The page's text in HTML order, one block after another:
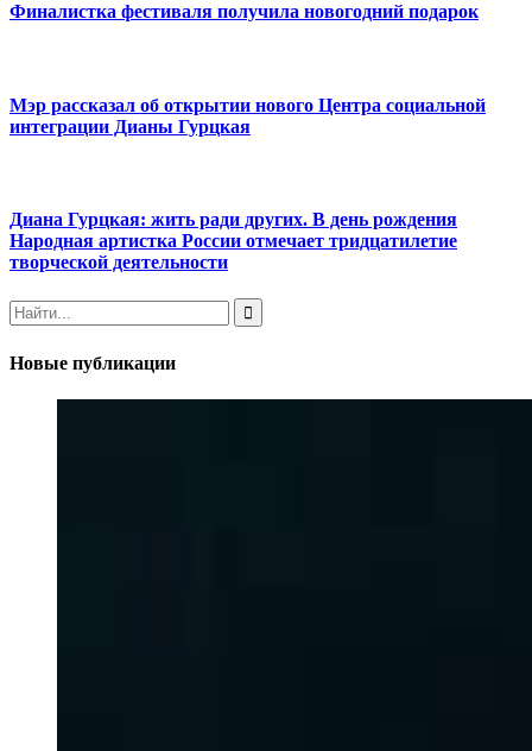
Финалистка фестиваля получила новогодний подарок
Мэр рассказал об открытии нового Центра социальной
интеграции Дианы Гурцкая
Диана Гурцкая: жить ради других. В день рождения
Народная артистка России отмечает тридцатилетие
творческой деятельности
Новые публикации